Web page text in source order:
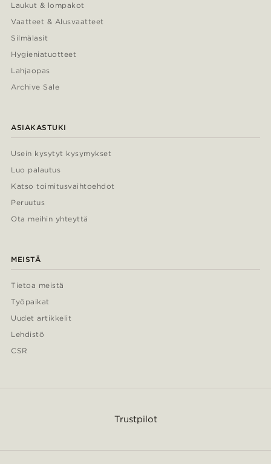
Laukut & lompakot
Vaatteet & Alusvaatteet
Silmälasit
Hygieniatuotteet
Lahjaopas
Archive Sale
ASIAKASTUKI
Usein kysytyt kysymykset
Luo palautus
Katso toimitusvaihtoehdot
Peruutus
Ota meihin yhteyttä
MEISTÄ
Tietoa meistä
Työpaikat
Uudet artikkelit
Lehdistö
CSR
Trustpilot